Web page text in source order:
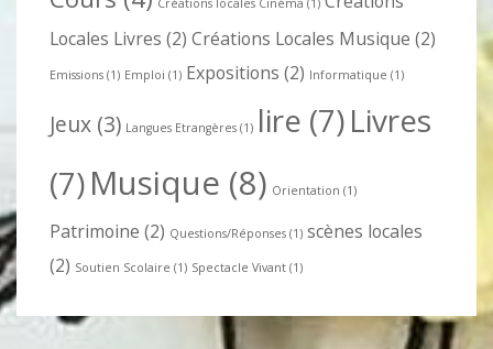
Locales Livres (2) Créations Locales Musique (2)
Emissions (1) Emploi (1) Expositions (2) Informatique (1)
Jeux (3) Langues Etrangères (1) lire (7)Livres
(7)Musique (8) Orientation (1)
Patrimoine (2) Questions/Réponses (1) scènes locales
(2) Soutien Scolaire (1) Spectacle Vivant (1)